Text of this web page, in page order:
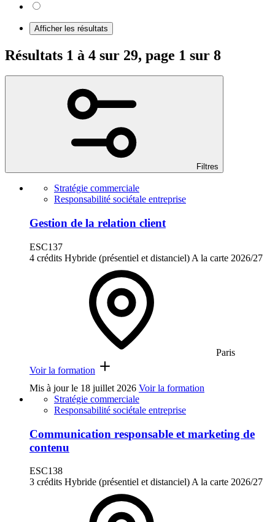
Afficher les résultats
Résultats 1 à 4 sur 29, page 1 sur 8
Filtres
Stratégie commerciale
Responsabilité sociétale entreprise
Gestion de la relation client
ESC137
4 crédits Hybride (présentiel et distanciel) A la carte 2026/27
Paris
Voir la formation
Mis à jour le 18 juillet 2026 Voir la formation
Stratégie commerciale
Responsabilité sociétale entreprise
Communication responsable et marketing de
contenu
ESC138
3 crédits Hybride (présentiel et distanciel) A la carte 2026/27